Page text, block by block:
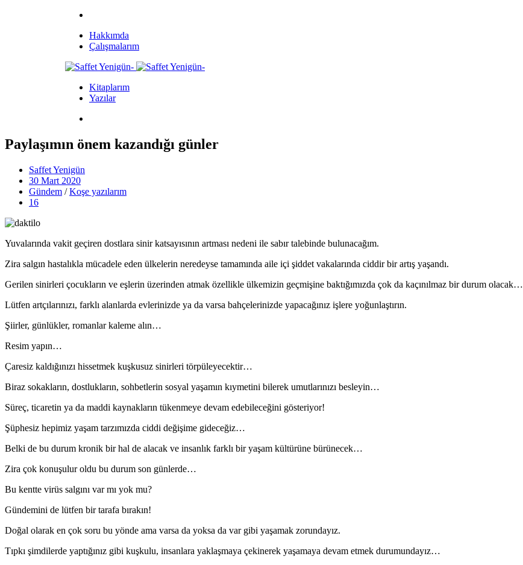
Hakkımda
Çalışmalarım
Kitaplarım
Yazılar
Paylaşımın önem kazandığı günler
Saffet Yenigün
30 Mart 2020
Gündem /Koşe yazılarım
16
Yuvalarında vakit geçiren dostlara sinir katsayısının artması nedeni ile sabır talebinde bulunacağım.
Zira salgın hastalıkla mücadele eden ülkelerin neredeyse tamamında aile içi şiddet vakalarında ciddir bir artış yaşandı.
Gerilen sinirleri çocukların ve eşlerin üzerinden atmak özellikle ülkemizin geçmişine baktığımızda çok da kaçınılmaz bir durum olacak…
Lütfen artçılarınızı, farklı alanlarda evlerinizde ya da varsa bahçelerinizde yapacağınız işlere yoğunlaştırın.
Şiirler, günlükler, romanlar kaleme alın…
Resim yapın…
Çaresiz kaldığınızı hissetmek kuşkusuz sinirleri törpüleyecektir…
Biraz sokakların, dostlukların, sohbetlerin sosyal yaşamın kıymetini bilerek umutlarınızı besleyin…
Süreç, ticaretin ya da maddi kaynakların tükenmeye devam edebileceğini gösteriyor!
Şüphesiz hepimiz yaşam tarzımızda ciddi değişime gideceğiz…
Belki de bu durum kronik bir hal de alacak ve insanlık farklı bir yaşam kültürüne bürünecek…
Zira çok konuşulur oldu bu durum son günlerde…
Bu kentte virüs salgını var mı yok mu?
Gündemini de lütfen bir tarafa bırakın!
Doğal olarak en çok soru bu yönde ama varsa da yoksa da var gibi yaşamak zorundayız.
Tıpkı şimdilerde yaptığınız gibi kuşkulu, insanlara yaklaşmaya çekinerek yaşamaya devam etmek durumundayız…